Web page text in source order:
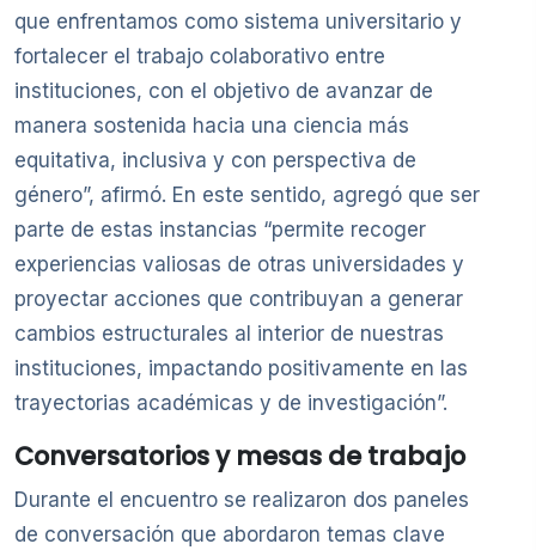
que enfrentamos como sistema universitario y
fortalecer el trabajo colaborativo entre
instituciones, con el objetivo de avanzar de
manera sostenida hacia una ciencia más
equitativa, inclusiva y con perspectiva de
género”, afirmó. En este sentido, agregó que ser
parte de estas instancias “permite recoger
experiencias valiosas de otras universidades y
proyectar acciones que contribuyan a generar
cambios estructurales al interior de nuestras
instituciones, impactando positivamente en las
trayectorias académicas y de investigación”.
Conversatorios y mesas de trabajo
Durante el encuentro se realizaron dos paneles
de conversación que abordaron temas clave